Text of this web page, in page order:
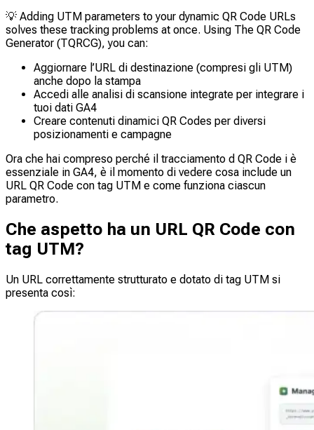
💡 Adding UTM parameters to your dynamic QR Code URLs
solves these tracking problems at once. Using The QR Code
Generator (TQRCG), you can:
Aggiornare l’URL di destinazione (compresi gli UTM)
anche dopo la stampa
Accedi alle analisi di scansione integrate per integrare i
tuoi dati GA4
Creare contenuti dinamici QR Codes per diversi
posizionamenti e campagne
Ora che hai compreso perché il tracciamento d QR Code i è
essenziale in GA4, è il momento di vedere cosa include un
URL QR Code con tag UTM e come funziona ciascun
parametro.
Che aspetto ha un URL QR Code con
tag UTM?
Un URL correttamente strutturato e dotato di tag UTM si
presenta così: